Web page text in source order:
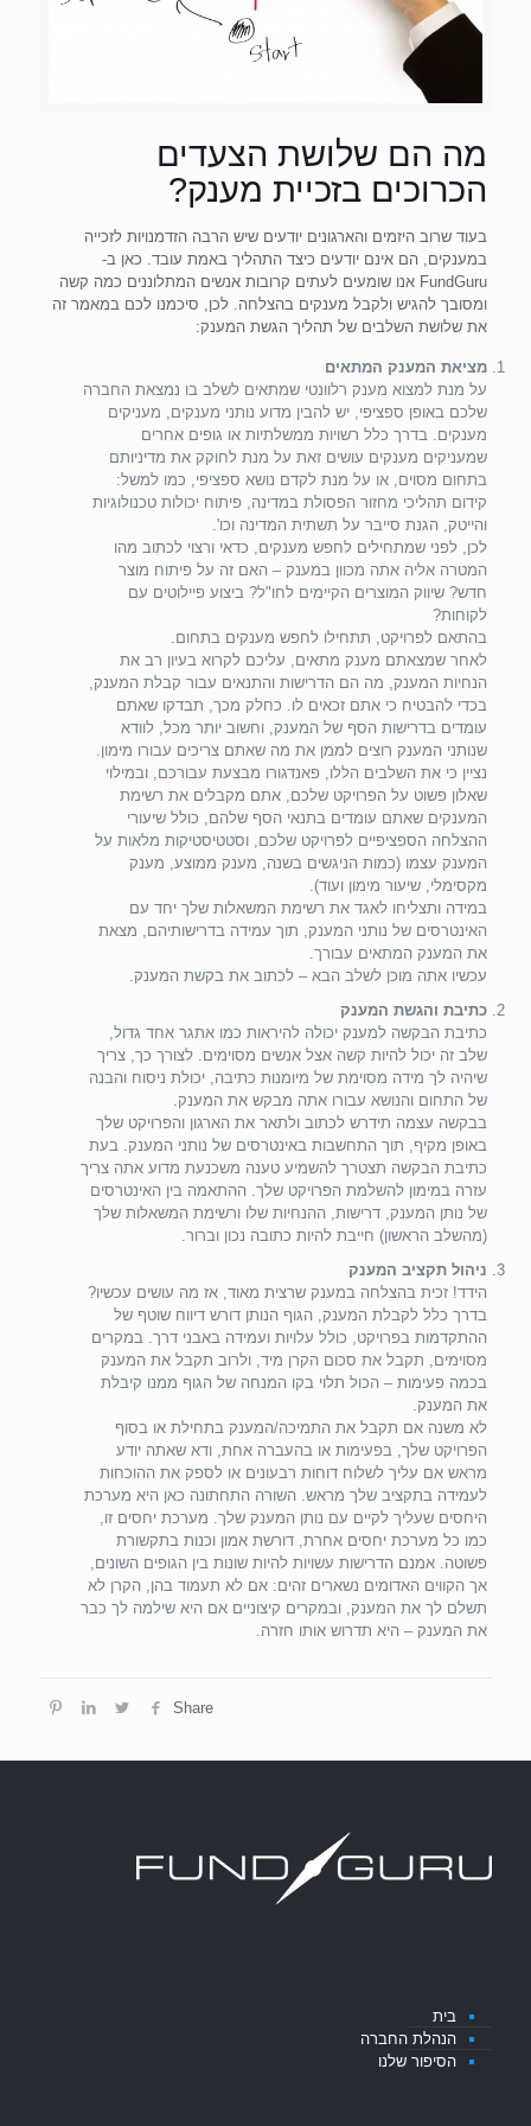
מה הם שלושת הצעדים
הכרוכים בזכיית מענק?
בעוד שרוב היזמים והארגונים יודעים שיש הרבה הזדמנויות לזכייה
במענקים, הם אינם יודעים כיצד התהליך באמת עובד. כאן ב-
FundGuru אנו שומעים לעתים קרובות אנשים המתלוננים כמה קשה
ומסובך להגיש ולקבל מענקים בהצלחה. לכן, סיכמנו לכם במאמר זה
את שלושת השלבים של תהליך הגשת המענק:
מציאת המענק המתאים
על מנת למצוא מענק רלוונטי שמתאים לשלב בו נמצאת החברה
שלכם באופן ספציפי, יש להבין מדוע נותני מענקים, מעניקים
מענקים. בדרך כלל רשויות ממשלתיות או גופים אחרים
שמעניקים מענקים עושים זאת על מנת לחוקק את מדיניותם
בתחום מסוים, או על מנת לקדם נושא ספציפי, כמו למשל:
קידום תהליכי מחזור הפסולת במדינה, פיתוח יכולות טכנולוגיות
והייטק, הגנת סייבר על תשתית המדינה וכו'.
לכן, לפני שמתחילים לחפש מענקים, כדאי ורצוי לכתוב מהו
המטרה אליה אתה מכוון במענק – האם זה על פיתוח מוצר
חדש? שיווק המוצרים הקיימים לחו"ל? ביצוע פיילוטים עם
לקוחות?
בהתאם לפרויקט, תתחילו לחפש מענקים בתחום.
לאחר שמצאתם מענק מתאים, עליכם לקרוא בעיון רב את
הנחיות המענק, מה הם הדרישות והתנאים עבור קבלת המענק,
בכדי להבטיח כי אתם זכאים לו. כחלק מכך, תבדקו שאתם
עומדים בדרישות הסף של המענק, וחשוב יותר מכל, לוודא
שנותני המענק רוצים לממן את מה שאתם צריכים עבורו מימון.
נציין כי את השלבים הללו, פאנדגורו מבצעת עבורכם, ובמילוי
שאלון פשוט על הפרויקט שלכם, אתם מקבלים את רשימת
המענקים שאתם עומדים בתנאי הסף שלהם, כולל שיעורי
ההצלחה הספציפיים לפרויקט שלכם, וסטטיסטיקות מלאות על
המענק עצמו (כמות הניגשים בשנה, מענק ממוצע, מענק
מקסימלי, שיעור מימון ועוד).
במידה ותצליחו לאגד את רשימת המשאלות שלך יחד עם
האינטרסים של נותני המענק, תוך עמידה בדרישותיהם, מצאת
את המענק המתאים עבורך.
עכשיו אתה מוכן לשלב הבא – לכתוב את בקשת המענק.
כתיבת והגשת המענק
כתיבת הבקשה למענק יכולה להיראות כמו אתגר אחד גדול,
שלב זה יכול להיות קשה אצל אנשים מסוימים. לצורך כך, צריך
שיהיה לך מידה מסוימת של מיומנות כתיבה, יכולת ניסוח והבנה
של התחום והנושא עבורו אתה מבקש את המענק.
בבקשה עצמה תידרש לכתוב ולתאר את הארגון והפרויקט שלך
באופן מקיף, תוך התחשבות באינטרסים של נותני המענק. בעת
כתיבת הבקשה תצטרך להשמיע טענה משכנעת מדוע אתה צריך
עזרה במימון להשלמת הפרויקט שלך. ההתאמה בין האינטרסים
של נותן המענק, דרישות, ההנחיות שלו ורשימת המשאלות שלך
(מהשלב הראשון) חייבת להיות כתובה נכון וברור.
ניהול תקציב המענק
הידד! זכית בהצלחה במענק שרצית מאוד, אז מה עושים עכשיו?
בדרך כלל לקבלת המענק, הגוף הנותן דורש דיווח שוטף של
ההתקדמות בפרויקט, כולל עלויות ועמידה באבני דרך. במקרים
מסוימים, תקבל את סכום הקרן מיד, ולרוב תקבל את המענק
בכמה פעימות – הכול תלוי בקו המנחה של הגוף ממנו קיבלת
את המענק.
לא משנה אם תקבל את התמיכה/המענק בתחילת או בסוף
הפרויקט שלך, בפעימות או בהעברה אחת, ודא שאתה יודע
מראש אם עליך לשלוח דוחות רבעונים או לספק את ההוכחות
לעמידה בתקציב שלך מראש. השורה התחתונה כאן היא מערכת
היחסים שעליך לקיים עם נותן המענק שלך. מערכת יחסים זו,
כמו כל מערכת יחסים אחרת, דורשת אמון וכנות בתקשורת
פשוטה. אמנם הדרישות עשויות להיות שונות בין הגופים השונים,
אך הקווים האדומים נשארים זהים: אם לא תעמוד בהן, הקרן לא
תשלם לך את המענק, ובמקרים קיצוניים אם היא שילמה לך כבר
את המענק – היא תדרוש אותו חזרה.
Share
בית
הנהלת החברה
הסיפור שלנו